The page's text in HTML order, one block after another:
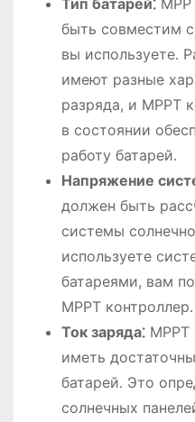
быть совместим
вы используете․
имеют разные
разряда, и MPPT
в состоянии
работу батарей․
Напряжение
должен быть
системы
используете
батареями, вам
MPPT контроллер․
Ток заряда⁚MPPT
иметь
батарей․ Это
солнечных